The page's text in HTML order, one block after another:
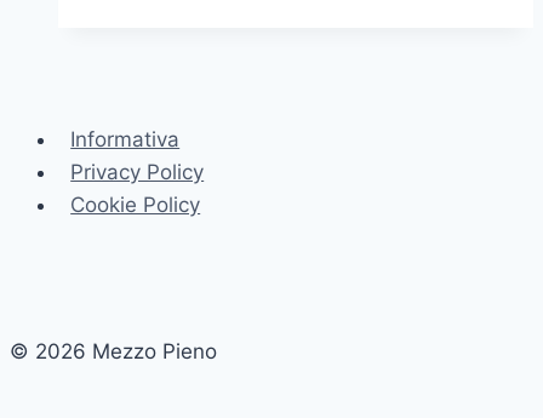
Informativa
Privacy Policy
Cookie Policy
© 2026 Mezzo Pieno